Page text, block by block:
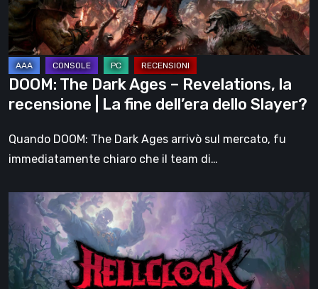
la
recensione
|
La
fine
dell’era
dello
Slayer?
DOOM: The Dark Ages – Revelations, la
recensione | La fine dell’era dello Slayer?
Quando DOOM: The Dark Ages arrivò sul mercato, fu
immediatamente chiaro che il team di…
Clock:
Cursed
War
–